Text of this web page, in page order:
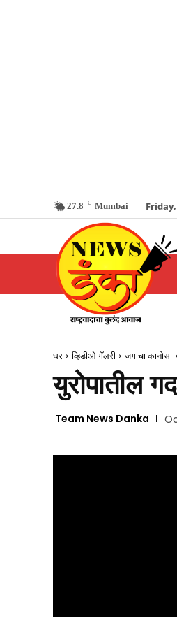
27.8 C Mumbai
घर व्हिडीओ गॅलरी जगाचा कानोसा
युरोपातील
Team News Danka